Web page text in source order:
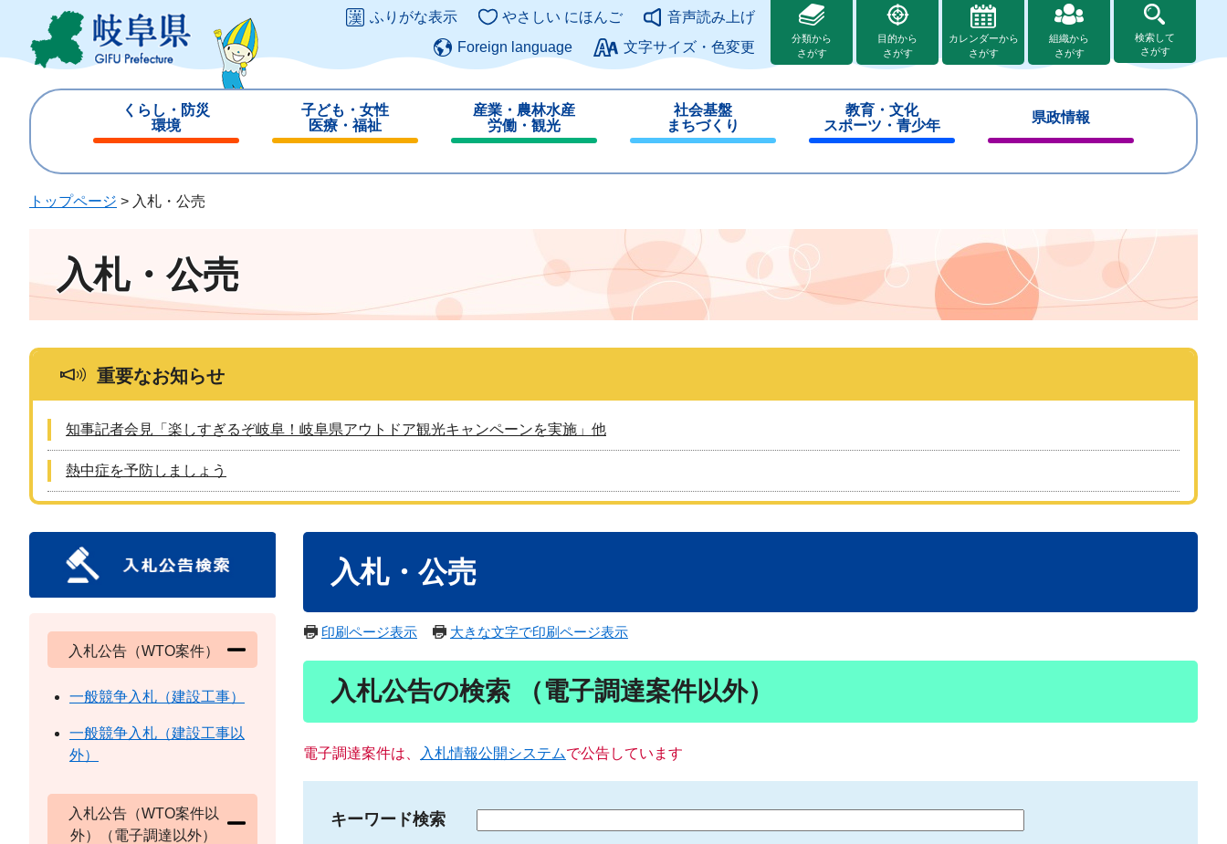
ジ
ュ
このページの本文へ
ふりがな表示 やさしい にほんご
音声読み上げ
Foreign language
文字サイズ・色変更
分類から
さがす
目的から
さがす
カレンダーから
さがす
組織から
さがす
検索して
さがす
くらし・防災
環境
じ
子ども・女性
医療・福祉
じ
産業・農林水産
労働・観光
じ
社会基盤
まちづくり
じ
教育・文化
スポーツ・青少年
じ
県政情報
じ
トップページ > 入札・公売
入札・公売
重要なお知らせ
知事記者会見「楽しすぎるぞ岐阜！岐阜県アウトドア観光キャンペーンを実施」他
熱中症を予防しましょう
入札・公売
印刷ページ表示 大きな文字で印刷ページ表示
入札公告の検索 （電子調達案件以外）
電子調達案件は、 入札情報公開システムで公告しています
キーワード検索
入札公告（WTO案件）
一般競争入札（建設工事）
一般競争入札（建設工事以
外）
入札公告（WTO案件以
外）（電子調達以外）